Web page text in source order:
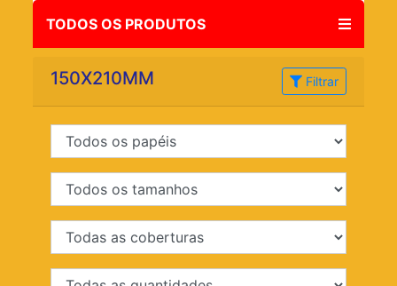
TODOS OS PRODUTOS
150X210MM Filtrar